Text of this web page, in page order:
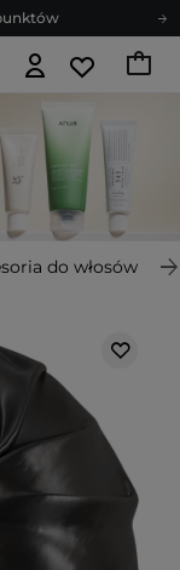
do 24h.
do włosów